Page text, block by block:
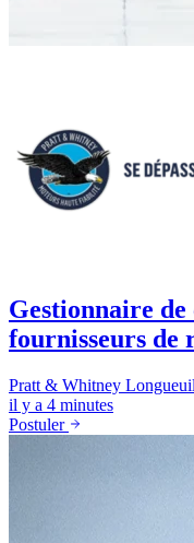
Gestionnaire de
fournisseurs de
Pratt & Whitney
il y a 4 minutes
Postuler